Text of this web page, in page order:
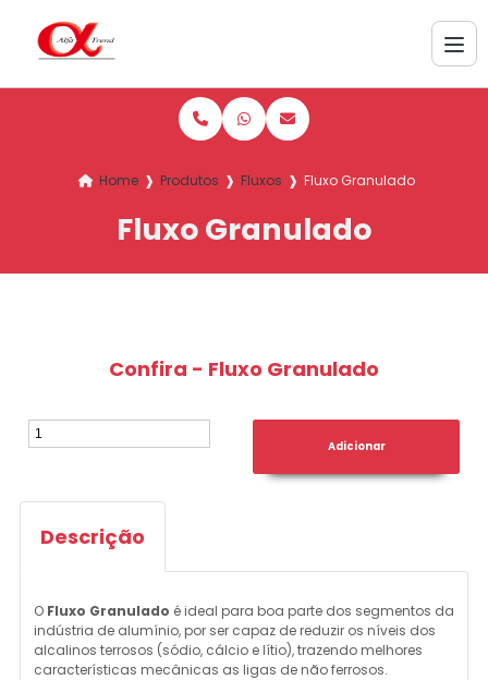
Home ❱ Produtos ❱ Fluxos ❱ Fluxo Granulado
Fluxo Granulado
Confira - Fluxo Granulado
Descrição
O Fluxo Granulado é ideal para boa parte dos segmentos da
indústria de alumínio, por ser capaz de reduzir os níveis dos
alcalinos terrosos (sódio, cálcio e lítio), trazendo melhores
características mecânicas as ligas de não ferrosos.